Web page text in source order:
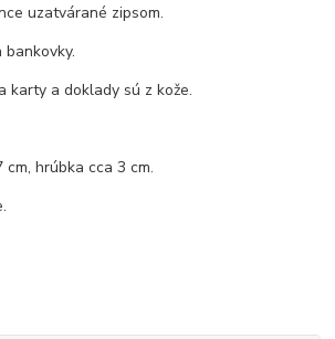
uzatvárané zipsom.
karty a doklady sú z kože.
hrúbka cca 3 cm.